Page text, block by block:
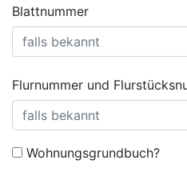
Blattnummer
Flurnummer und
Wohnungsgrundbuch?